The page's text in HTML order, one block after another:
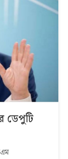
ডেপুটি